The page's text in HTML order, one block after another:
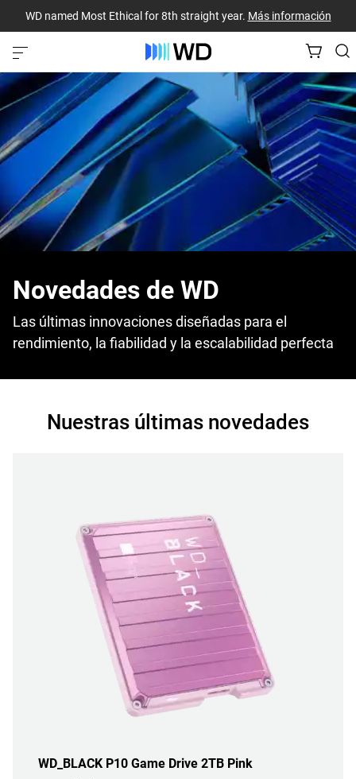
WD named Most Ethical for 8th straight year. Más información
Novedades de WD
Las últimas innovaciones diseñadas para el
rendimiento, la fiabilidad y la escalabilidad perfecta
Nuestras últimas novedades
WD_BLACK P10 Game Drive 2TB Pink